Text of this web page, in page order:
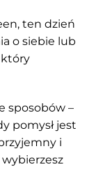
ten dzień
o siebie lub
który
sposobów –
pomysł jest
i
wybierzesz